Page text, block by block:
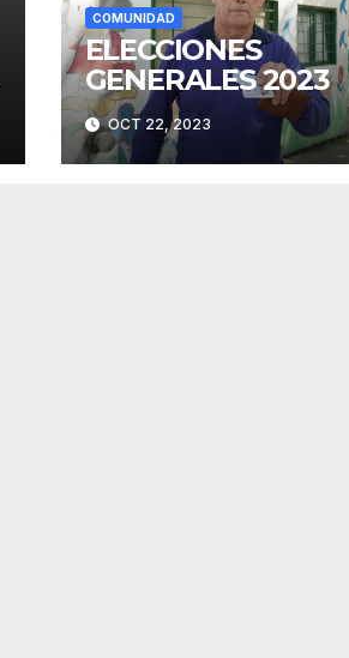
COMUNIDAD
ELECCIONES
GENERALES 2023
OCT 22, 2023